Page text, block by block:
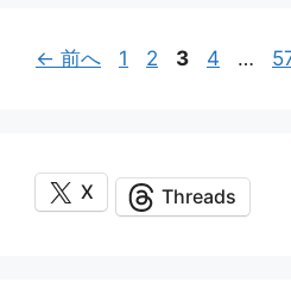
← 前へ
ペ
1
ペ
2
ペ
3
ペ
4 …
ペ
X Threads